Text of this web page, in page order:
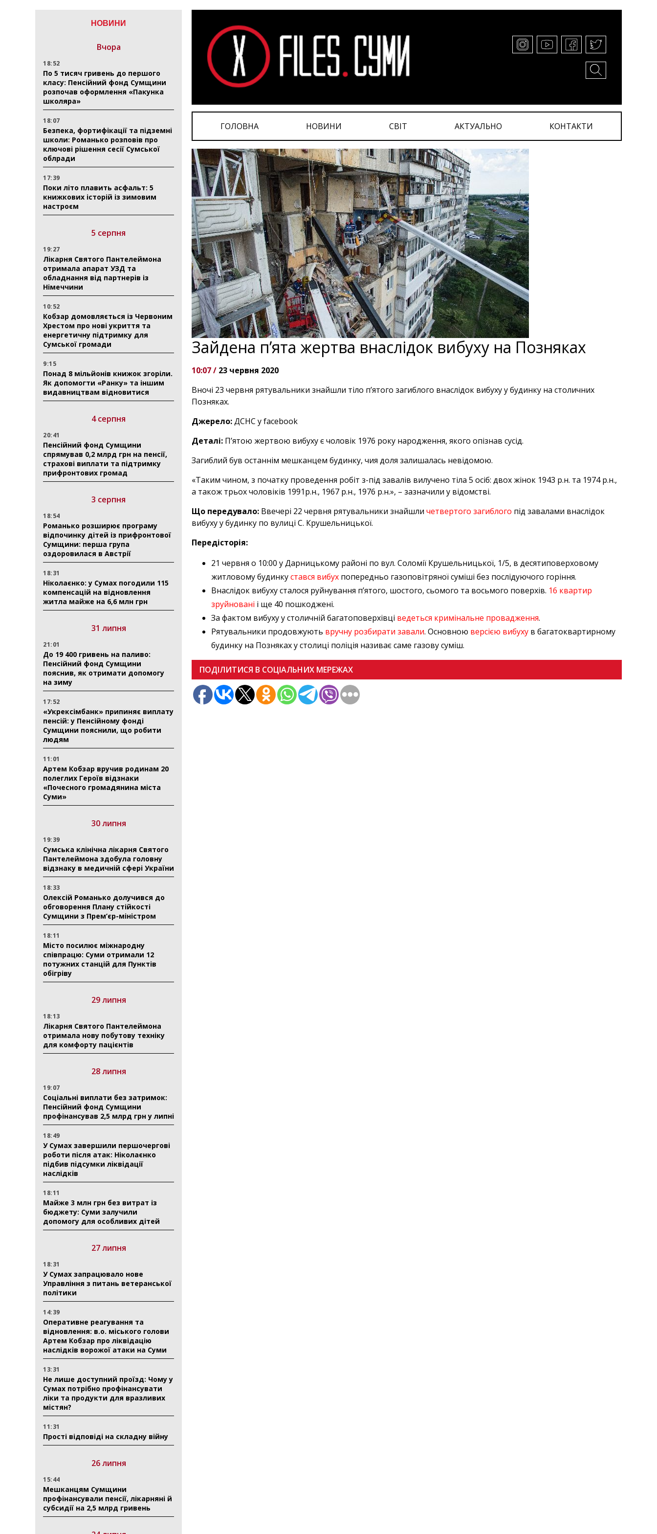
ГОЛОВНА НОВИНИ СВІТ АКТУАЛЬНО КОНТАКТИ
НОВИНИ
Вчора
18:52
По 5 тисяч гривень до першого
класу: Пенсійний фонд Сумщини
розпочав оформлення «Пакунка
школяра»
18:07
Безпека, фортифікації та підземні
школи: Романько розповів про
ключові рішення сесії Сумської
облради
17:39
Поки літо плавить асфальт: 5
книжкових історій із зимовим
настроєм
5 серпня
19:27
Лікарня Святого Пантелеймона
отримала апарат УЗД та
обладнання від партнерів із
Німеччини
10:52
Кобзар домовляється із Червоним
Хрестом про нові укриття та
енергетичну підтримку для
Сумської громади
9:15
Понад 8 мільйонів книжок згоріли.
Як допомогти «Ранку» та іншим
видавництвам відновитися
4 серпня
20:41
Пенсійний фонд Сумщини
спрямував 0,2 млрд грн на пенсії,
страхові виплати та підтримку
прифронтових громад
3 серпня
18:54
Романько розширює програму
відпочинку дітей із прифронтової
Сумщини: перша група
оздоровилася в Австрії
18:31
Ніколаєнко: у Сумах погодили 115
компенсацій на відновлення
житла майже на 6,6 млн грн
31 липня
21:01
До 19 400 гривень на паливо:
Пенсійний фонд Сумщини
пояснив, як отримати допомогу
на зиму
17:52
«Укрексімбанк» припиняє виплату
пенсій: у Пенсійному фонді
Сумщини пояснили, що робити
людям
11:01
Артем Кобзар вручив родинам 20
полеглих Героїв відзнаки
«Почесного громадянина міста
Суми»
30 липня
19:39
Сумська клінічна лікарня Святого
Пантелеймона здобула головну
відзнаку в медичній сфері України
18:33
Олексій Романько долучився до
обговорення Плану стійкості
Сумщини з Прем’єр-міністром
18:11
Місто посилює міжнародну
співпрацю: Суми отримали 12
потужних станцій для Пунктів
обігріву
29 липня
18:13
Лікарня Святого Пантелеймона
отримала нову побутову техніку
для комфорту пацієнтів
28 липня
19:07
Соціальні виплати без затримок:
Пенсійний фонд Сумщини
профінансував 2,5 млрд грн у липні
18:49
У Сумах завершили першочергові
роботи після атак: Ніколаєнко
підбив підсумки ліквідації
наслідків
18:11
Майже 3 млн грн без витрат із
бюджету: Суми залучили
допомогу для особливих дітей
27 липня
18:31
У Сумах запрацювало нове
Управління з питань ветеранської
політики
14:39
Оперативне реагування та
відновлення: в.о. міського голови
Артем Кобзар про ліквідацію
наслідків ворожої атаки на Суми
13:31
Не лише доступний проїзд: Чому у
Сумах потрібно профінансувати
ліки та продукти для вразливих
містян?
11:31
Прості відповіді на складну війну
26 липня
15:44
Мешканцям Сумщини
профінансували пенсії, лікарняні й
субсидії на 2,5 млрд гривень
Зайдена п’ята жертва внаслідок вибуху на Позняках
10:07 / 23 червня 2020
Вночі 23 червня рятувальники знайшли тіло п’ятого загиблого внаслідок вибуху у будинку на столичних
Позняках.
Джерело:ДСНС у facebook
Деталі: П’ятою жертвою вибуху є чоловік 1976 року народження, якого опізнав сусід.
Загиблий був останнім мешканцем будинку, чия доля залишалась невідомою.
«Таким чином, з початку проведення робіт з-під завалів вилучено тіла 5 осіб: двох жінок 1943 р.н. та 1974 р.н.,
а також трьох чоловіків 1991р.н., 1967 р.н., 1976 р.н.», – зазначили у відомстві.
Що передувало: Ввечері 22 червня рятувальники знайшличетвертого загиблого під завалами внаслідок
вибуху у будинку по вулиці С. Крушельницької.
Передісторія:
21 червня о 10:00 у Дарницькому районі по вул. Соломії Крушельницької, 1/5, в десятиповерховому
житловому будинкустався вибух попередньо газоповітряної суміші без послідуючого горіння.
Внаслідок вибуху сталося руйнування п’ятого, шостого, сьомого та восьмого поверхів. 16 квартир
зруйновані і ще 40 пошкоджені.
За фактом вибуху у столичній багатоповерхівці ведеться кримінальне провадження.
Рятувальники продовжують вручну розбирати завали. Основною версією вибуху в багатоквартирному
будинку на Позняках у столиці поліція називає саме газову суміш.
ПОДІЛИТИСЯ В СОЦІАЛЬНИХ МЕРЕЖАХ